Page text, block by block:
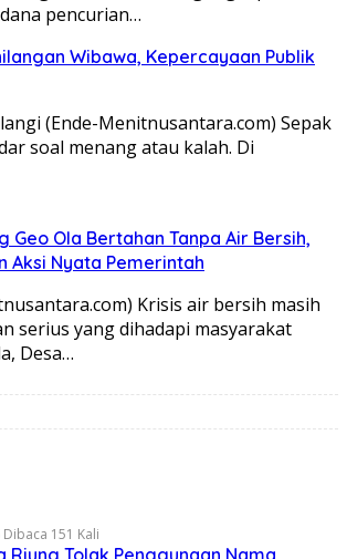
pencurian…
Wibawa, Kepercayaan Publik
(Ende-Menitnusantara.com) Sepak
soal menang atau kalah. Di
Geo Ola Bertahan Tanpa Air Bersih,
Aksi Nyata Pemerintah
Krisis air bersih masih
serius yang dihadapi masyarakat
Desa…
Dibaca 151 Kali